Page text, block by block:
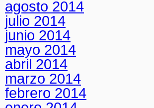
agosto 2014
julio 2014
junio 2014
mayo 2014
abril 2014
marzo 2014
febrero 2014